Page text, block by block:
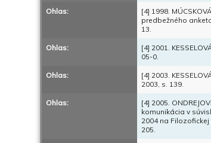
Ohlas:
[4] 1998.
predbežného
13.
Ohlas:
[4] 2001.
05-0.
Ohlas:
[4] 2003.
2003, s. 139.
Ohlas:
[4] 2005.
komunikácia v
2004 na
205.